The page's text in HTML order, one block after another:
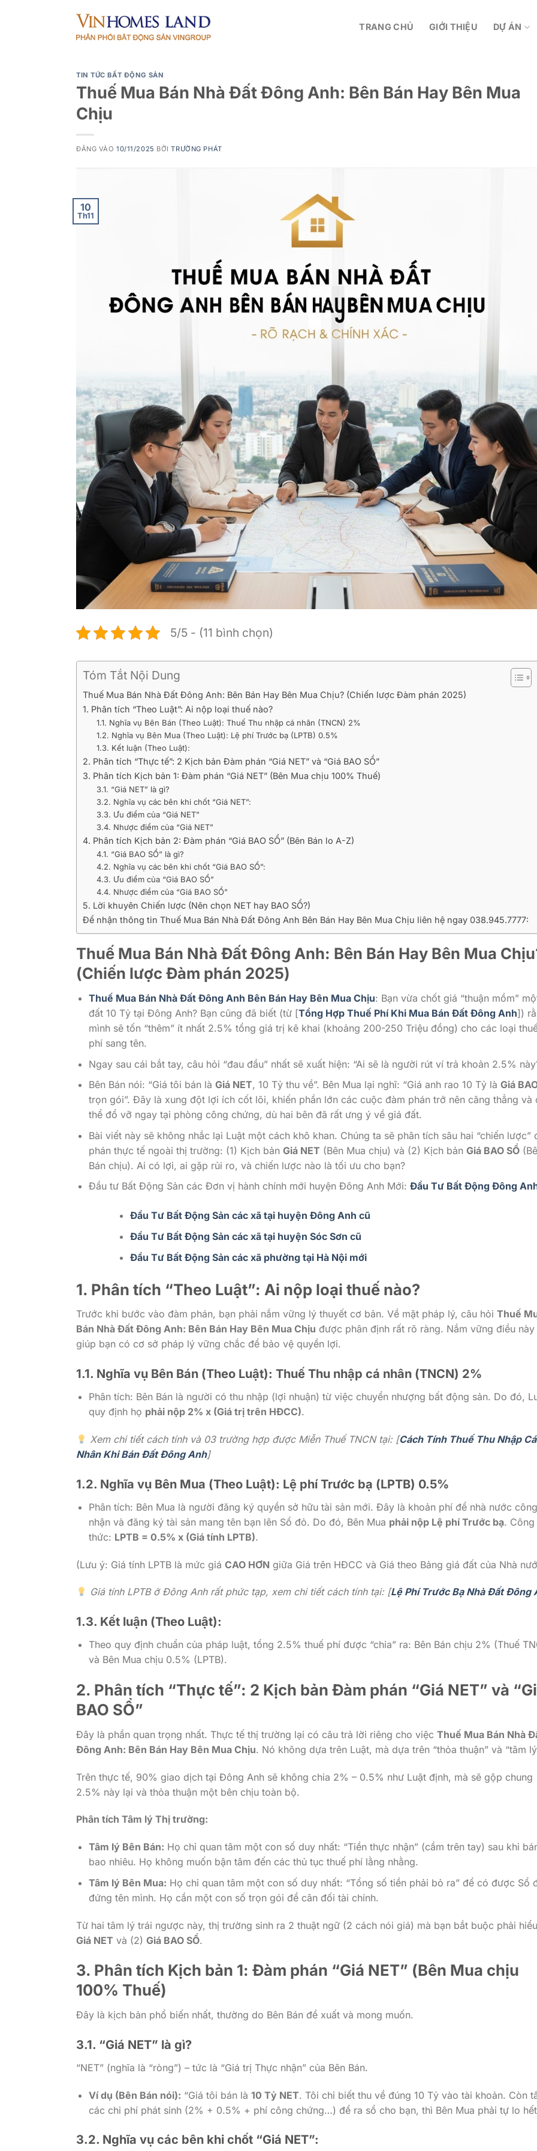
TRANG CHỦ GIỚI THIỆU DỰ ÁN
TIN TỨC BẤT ĐỘNG SẢN
Thuế Mua Bán Nhà Đất Đông Anh: Bên Bán Hay Bên Mua
Chịu
ĐĂNG VÀO10/11/2025 BỞITRƯỜNG PHÁT
10
Th11
5/5 - (11 bình chọn)
Tóm Tắt Nội Dung
Thuế Mua Bán Nhà Đất Đông Anh: Bên Bán Hay Bên Mua Chịu? (Chiến lược Đàm phán 2025)
1. Phân tích “Theo Luật”: Ai nộp loại thuế nào?
1.1. Nghĩa vụ Bên Bán (Theo Luật): Thuế Thu nhập cá nhân (TNCN) 2%
1.2. Nghĩa vụ Bên Mua (Theo Luật): Lệ phí Trước bạ (LPTB) 0.5%
1.3. Kết luận (Theo Luật):
2. Phân tích “Thực tế”: 2 Kịch bản Đàm phán “Giá NET” và “Giá BAO SỔ”
3. Phân tích Kịch bản 1: Đàm phán “Giá NET” (Bên Mua chịu 100% Thuế)
3.1. “Giá NET” là gì?
3.2. Nghĩa vụ các bên khi chốt “Giá NET”:
3.3. Ưu điểm của “Giá NET”
3.4. Nhược điểm của “Giá NET”
4. Phân tích Kịch bản 2: Đàm phán “Giá BAO SỔ” (Bên Bán lo A-Z)
4.1. “Giá BAO SỔ” là gì?
4.2. Nghĩa vụ các bên khi chốt “Giá BAO SỔ”:
4.3. Ưu điểm của “Giá BAO SỔ”
4.4. Nhược điểm của “Giá BAO SỔ”
5. Lời khuyên Chiến lược (Nên chọn NET hay BAO SỔ?)
Để nhận thông tin Thuế Mua Bán Nhà Đất Đông Anh Bên Bán Hay Bên Mua Chịu liên hệ ngay 038.945.7777:
Thuế Mua Bán Nhà Đất Đông Anh: Bên Bán Hay Bên Mua
(Chiến lược Đàm phán 2025)
Thuế Mua Bán Nhà Đất Đông Anh Bên Bán Hay Bên Mua Chịu: Bạn vừa chốt giá “thuận mồm”
đất 10 Tỷ tại Đông Anh? Bạn cũng đã biết (từ [Tổng Hợp Thuế Phí Khi Mua Bán Đất Đông Anh])
mình sẽ tốn “thêm” ít nhất 2.5% tổng giá trị kê khai (khoảng 200-250 Triệu đồng) cho các loại
phí sang tên.
Ngay sau cái bắt tay, câu hỏi “đau đầu” nhất sẽ xuất hiện: “Ai sẽ là người rút ví trả khoản 2.5%
Bên Bán nói: “Giá tôi bán là Giá NET, 10 Tỷ thu về”. Bên Mua lại nghĩ: “Giá anh rao 10 Tỷ là Giá
trọn gói”. Đây là xung đột lợi ích cốt lõi, khiến phần lớn các cuộc đàm phán trở nên căng thẳng và
thể đổ vỡ ngay tại phòng công chứng, dù hai bên đã rất ưng ý về giá đất.
Bài viết này sẽ không nhắc lại Luật một cách khô khan. Chúng ta sẽ phân tích sâu hai “chiến lược”
phán thực tế ngoài thị trường: (1) Kịch bản Giá NET (Bên Mua chịu) và (2) Kịch bản Giá BAO SỔ
Bán chịu). Ai có lợi, ai gặp rủi ro, và chiến lược nào là tối ưu cho bạn?
Đầu tư Bất Động Sản các Đơn vị hành chính mới huyện Đông Anh Mới: Đầu Tư Bất Động Đông
Đầu Tư Bất Động Sản các xã tại huyện Đông Anh cũ
Đầu Tư Bất Động Sản các xã tại huyện Sóc Sơn cũ
Đầu Tư Bất Động Sản các xã phường tại Hà Nội mới
1. Phân tích “Theo Luật”: Ai nộp loại thuế nào?
Trước khi bước vào đàm phán, bạn phải nắm vững lý thuyết cơ bản. Về mặt pháp lý, câu hỏi Thuế
Bán Nhà Đất Đông Anh: Bên Bán Hay Bên Mua Chịu được phân định rất rõ ràng. Nắm vững điều này
giúp bạn có cơ sở pháp lý vững chắc để bảo vệ quyền lợi.
1.1. Nghĩa vụ Bên Bán (Theo Luật): Thuế Thu nhập cá nhân (TNCN) 2%
Phân tích: Bên Bán là người có thu nhập (lợi nhuận) từ việc chuyển nhượng bất động sản. Do đó,
quy định họ phải nộp 2% x (Giá trị trên HĐCC).
Xem chi tiết cách tính và 03 trường hợp được Miễn Thuế TNCN tại: [Cách Tính Thuế Thu Nhập Cá
Nhân Khi Bán Đất Đông Anh]
1.2. Nghĩa vụ Bên Mua (Theo Luật): Lệ phí Trước bạ (LPTB) 0.5%
Phân tích: Bên Mua là người đăng ký quyền sở hữu tài sản mới. Đây là khoản phí để nhà nước công
nhận và đăng ký tài sản mang tên bạn lên Sổ đỏ. Do đó, Bên Mua phải nộp Lệ phí Trước bạ. Công
thức: LPTB = 0.5% x (Giá tính LPTB).
(Lưu ý: Giá tính LPTB là mức giá CAO HƠN giữa Giá trên HĐCC và Giá theo Bảng giá đất của Nhà
Giá tính LPTB ở Đông Anh rất phức tạp, xem chi tiết cách tính tại: [Lệ Phí Trước Bạ Nhà Đất Đông
1.3. Kết luận (Theo Luật):
Theo quy định chuẩn của pháp luật, tổng 2.5% thuế phí được “chia” ra: Bên Bán chịu 2% (Thuế
và Bên Mua chịu 0.5% (LPTB).
2. Phân tích “Thực tế”: 2 Kịch bản Đàm phán “Giá NET” và
BAO SỔ”
Đây là phần quan trọng nhất. Thực tế thị trường lại có câu trả lời riêng cho việc Thuế Mua Bán Nhà
Đông Anh: Bên Bán Hay Bên Mua Chịu. Nó không dựa trên Luật, mà dựa trên “thỏa thuận” và “tâm
Trên thực tế, 90% giao dịch tại Đông Anh sẽ không chia 2% – 0.5% như Luật định, mà sẽ gộp chung
2.5% này lại và thỏa thuận một bên chịu toàn bộ.
Phân tích Tâm lý Thị trường:
Tâm lý Bên Bán: Họ chỉ quan tâm một con số duy nhất: “Tiền thực nhận” (cầm trên tay) sau khi
bao nhiêu. Họ không muốn bận tâm đến các thủ tục thuế phí lằng nhằng.
Tâm lý Bên Mua: Họ chỉ quan tâm một con số duy nhất: “Tổng số tiền phải bỏ ra” để có được Sổ
đứng tên mình. Họ cần một con số trọn gói để cân đối tài chính.
Từ hai tâm lý trái ngược này, thị trường sinh ra 2 thuật ngữ (2 cách nói giá) mà bạn bắt buộc phải
Giá NET và (2) Giá BAO SỔ.
3. Phân tích Kịch bản 1: Đàm phán “Giá NET” (Bên Mua chịu
100% Thuế)
Đây là kịch bản phổ biến nhất, thường do Bên Bán đề xuất và mong muốn.
3.1. “Giá NET” là gì?
“NET” (nghĩa là “ròng”) – tức là “Giá trị Thực nhận” của Bên Bán.
Ví dụ (Bên Bán nói): “Giá tôi bán là 10 Tỷ NET. Tôi chỉ biết thu về đúng 10 Tỷ vào tài khoản. Còn
các chi phí phát sinh (2% + 0.5% + phí công chứng…) để ra sổ cho bạn, thì Bên Mua phải tự lo
3.2. Nghĩa vụ các bên khi chốt “Giá NET”: